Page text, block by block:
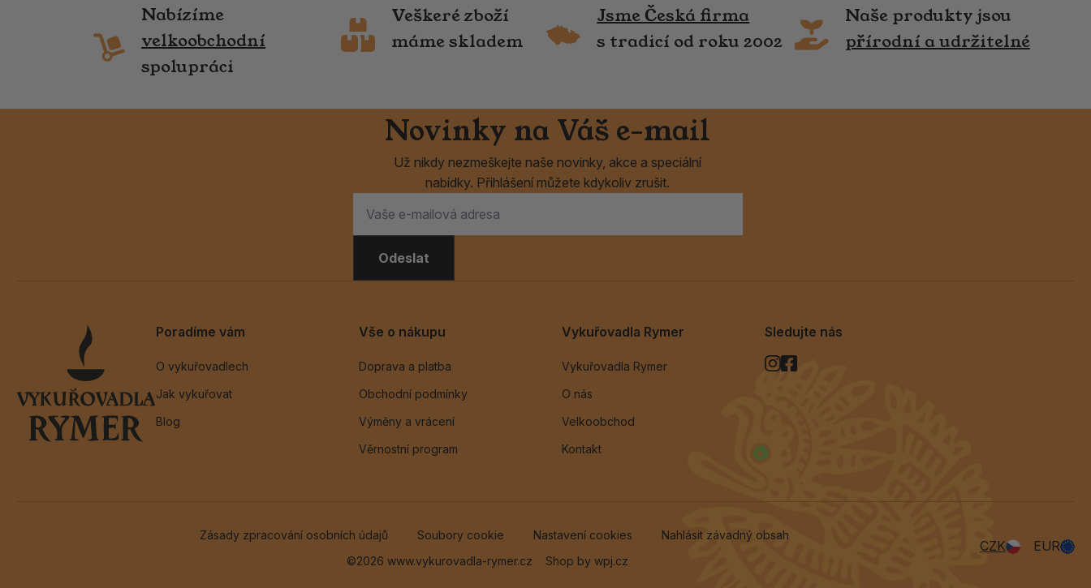
Nabízíme
velkoobchodní
spolupráci
Veškeré zboží
máme skladem
Jsme Česká firma
s tradicí od roku 2002
Naše produkty jsou
přírodní a udržitelné
Novinky na Váš e-mail
Už nikdy nezmeškejte naše novinky, akce a speciální
nabídky. Přihlášení můžete kdykoliv zrušit.
Odeslat
Poradíme vám
O vykuřovadlech
Jak vykuřovat
Blog
Vše o nákupu
Doprava a platba
Obchodní podmínky
Výměny a vrácení
Věrnostní program
Vykuřovadla Rymer
Vykuřovadla Rymer
O nás
Velkoobchod
Kontakt
Sledujte nás
©2026 www.vykurovadla-rymer.cz
Zásady zpracování osobních údajů Soubory cookie Nastavení cookies
Nahlásit závadný obsah
Shop by wpj.cz
CZK EUR